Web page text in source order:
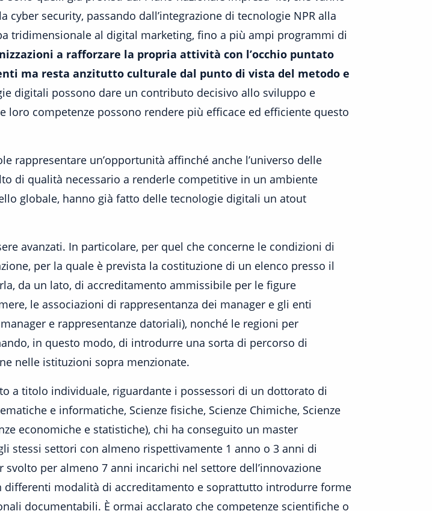
security, passando dall’integrazione di tecnologie NPR alla
tridimensionale al digital marketing, fino a più ampi programmi di
a rafforzare la propria attività con l’occhio puntato
ma resta anzitutto culturale dal punto di vista del metodo e
digitali possono dare un contributo decisivo allo sviluppo e
loro competenze possono rendere più efficace ed efficiente questo
rappresentare un’opportunità affinché anche l’universo delle
di qualità necessario a renderle competitive in un ambiente
globale, hanno già fatto delle tecnologie digitali un atout
avanzati. In particolare, per quel che concerne le condizioni di
per la quale è prevista la costituzione di un elenco presso il
da un lato, di accreditamento ammissibile per le figure
le associazioni di rappresentanza dei manager e gli enti
e rappresentanze datoriali), nonché le regioni per
in questo modo, di introdurre una sorta di percorso di
nelle istituzioni sopra menzionate.
a titolo individuale, riguardante i possessori di un dottorato di
e informatiche, Scienze fisiche, Scienze Chimiche, Scienze
economiche e statistiche), chi ha conseguito un master
stessi settori con almeno rispettivamente 1 anno o 3 anni di
per almeno 7 anni incarichi nel settore dell’innovazione
modalità di accreditamento e soprattutto introdurre forme
documentabili. È ormai acclarato che competenze scientifiche o